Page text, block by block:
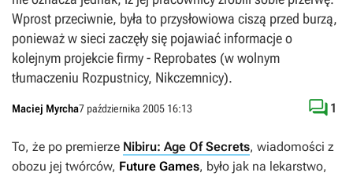
Wprost przeciwnie, była to przysłowiowa ciszą przed burzą,
ponieważ w sieci zaczęły się pojawiać informacje o
kolejnym projekcie firmy - Reprobates (w wolnym
tłumaczeniu Rozpustnicy, Nikczemnicy).
Maciej Myrcha7 października 2005 16:13  1
To, że po premierze Nibiru: Age Of Secrets, wiadomości z
obozu jej twórców, Future Games, było jak na lekarstwo,